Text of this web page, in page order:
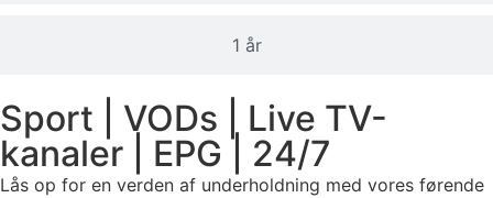
1 år
Sport | VODs | Live TV-
kanaler | EPG | 24/7
Lås op for en verden af underholdning med vores førende